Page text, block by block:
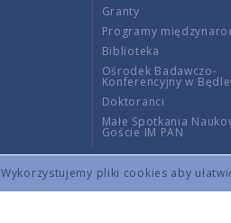
Wykorzystujemy pliki cookies aby
Granty
Programy
Biblioteka
Ośrodek Badawczo-
Konferencyjny w
Doktoranci
Małe Spotkania
Goście IM PAN